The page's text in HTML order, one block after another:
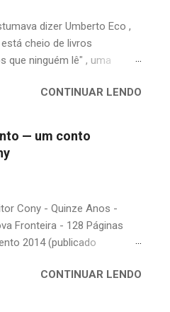
dizer Umberto Eco ,
cheio de livros
que ninguém lê" , uma
de clássicos da
brasileiros, somos forçados
burocrática na escola e
adquirindo uma certa
livro ou autor
o contrário. É surpreendente
segunda visita a essas
nossa maturidade, pode
bem ali na nossa estante.
CONTINUAR LENDO
— um conto
Cony - Quinze Anos -
Fronteira - 128 Páginas
2014 (publicado
contos sobre a infância
CONTINUAR LENDO